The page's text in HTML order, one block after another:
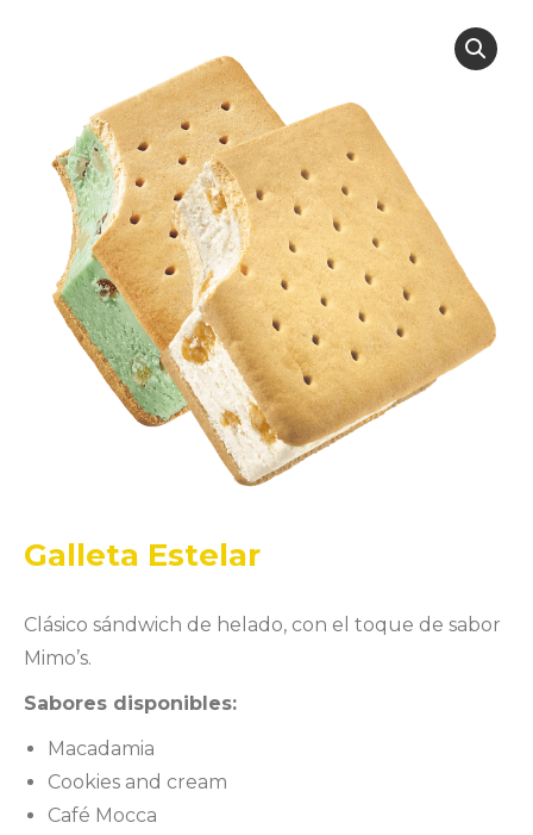
Galleta Estelar
Clásico sándwich de helado, con el toque de sabor
Mimo’s.
Sabores disponibles:
Macadamia
Cookies and cream
Café Mocca